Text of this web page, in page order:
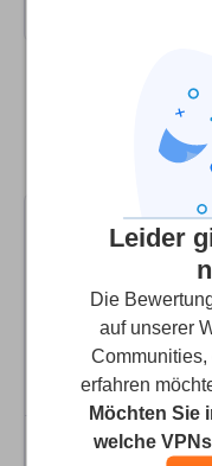
Vergleiche
Leider
Die
auf unserer
Communities,
erfahren
Möchten Sie
welche